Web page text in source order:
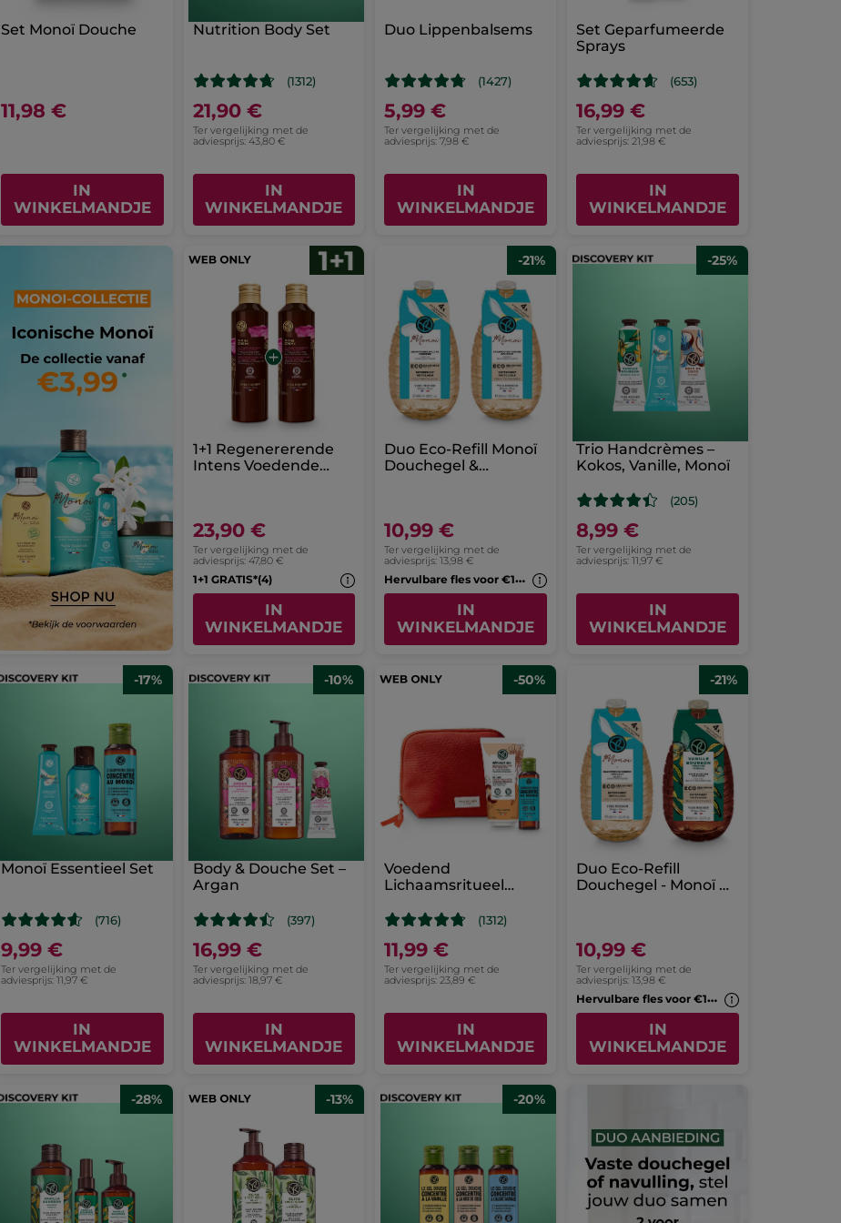
Set Monoï Douche
11,98 €
IN
WINKELMANDJE
Nutrition Body Set
(1312)
21,90 €
Ter vergelijking met de
adviesprijs: 43,80 €
IN
WINKELMANDJE
Duo Lippenbalsems
(1427)
5,99 €
Ter vergelijking met de
adviesprijs: 7,98 €
IN
WINKELMANDJE
Set Geparfumeerde
Sprays
(653)
16,99 €
Ter vergelijking met de
adviesprijs: 21,98 €
IN
WINKELMANDJE
1+1 Regenererende
Intens Voedende
23,90 €
Ter vergelijking met de
adviesprijs: 47,80 €
1+1 GRATIS*(4)
IN
WINKELMANDJE
-21%
Duo Eco-Refill Monoï
Douchegel &
10,99 €
Ter vergelijking met de
adviesprijs: 13,98 €
H
ervulbare fles voor €1*(7b)
IN
WINKELMANDJE
-25%
Trio Handcrèmes –
Kokos, Vanille, Monoï
(205)
8,99 €
Ter vergelijking met de
adviesprijs: 11,97 €
IN
WINKELMANDJE
-17%
Monoï Essentieel Set
(716)
9,99 €
Ter vergelijking met de
adviesprijs: 11,97 €
IN
WINKELMANDJE
-10%
Body & Douche Set –
Argan
(397)
16,99 €
Ter vergelijking met de
adviesprijs: 18,97 €
IN
WINKELMANDJE
-50%
Voedend
Lichaamsritueel
(1312)
11,99 €
Ter vergelijking met de
adviesprijs: 23,89 €
IN
WINKELMANDJE
-21%
Duo Eco-Refill
Douchegel - Monoï &
10,99 €
Ter vergelijking met de
adviesprijs: 13,98 €
H
ervulbare fles voor €1*(7b)
IN
WINKELMANDJE
-28% -13% -20%